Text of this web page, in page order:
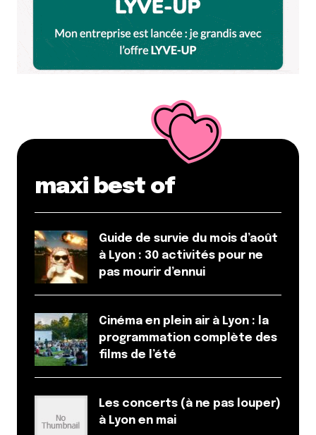
@gauthier_dorner !
Répondre
Au top cet article, tout comme le site!
dorner
6 septembre 2018 à 17 h 49 min
Répondre
Like69lyon propose aussi des superbes adresses ?
Uneinstragrameuse
24 février 2019 à 18 h 46 min
Répondre
@studio_fat !
FAT girls
maxi best of
Guide de survie du mois d’août
à Lyon : 30 activités pour ne
pas mourir d’ennui
Cinéma en plein air à Lyon : la
programmation complète des
films de l’été
Les concerts (à ne pas louper)
à Lyon en mai